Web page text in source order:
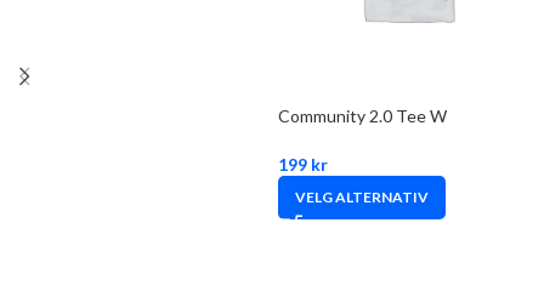
Community 2.0 Tee W
199 kr
VELG ALTERNATIV